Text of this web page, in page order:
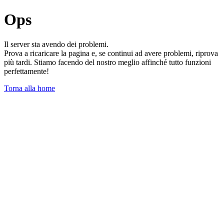
Ops
Il server sta avendo dei problemi.
Prova a ricaricare la pagina e, se continui ad avere problemi, riprova
più tardi. Stiamo facendo del nostro meglio affinché tutto funzioni
perfettamente!
Torna alla home